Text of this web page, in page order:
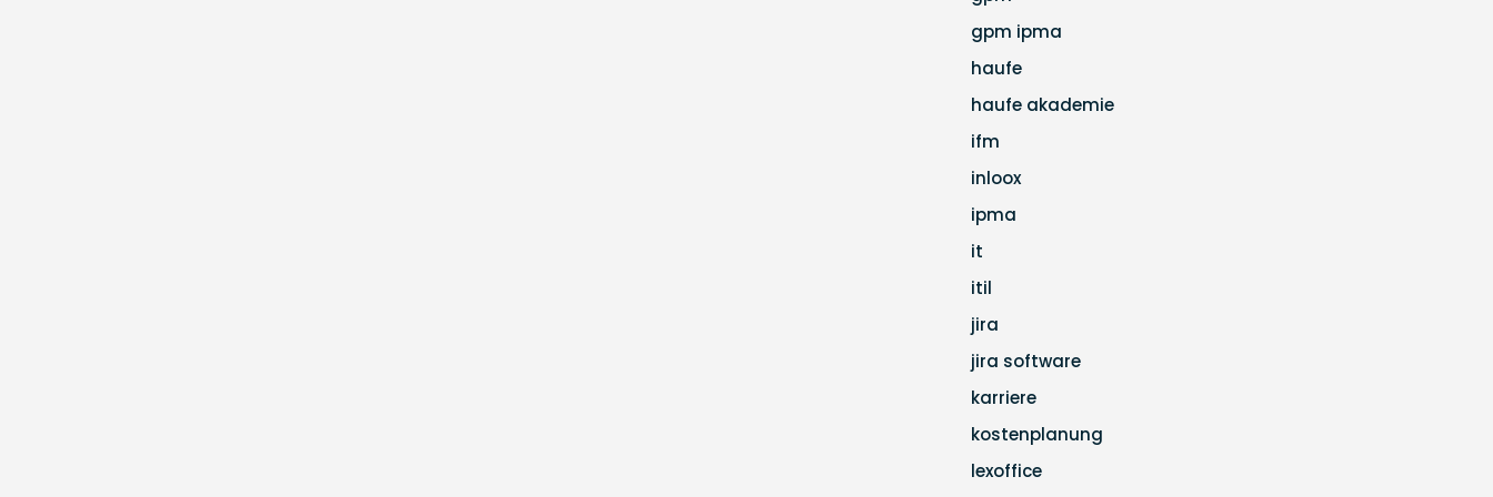
gpm ipma
haufe
haufe akademie
ifm
inloox
ipma
it
itil
jira
jira software
karriere
kostenplanung
lexoffice